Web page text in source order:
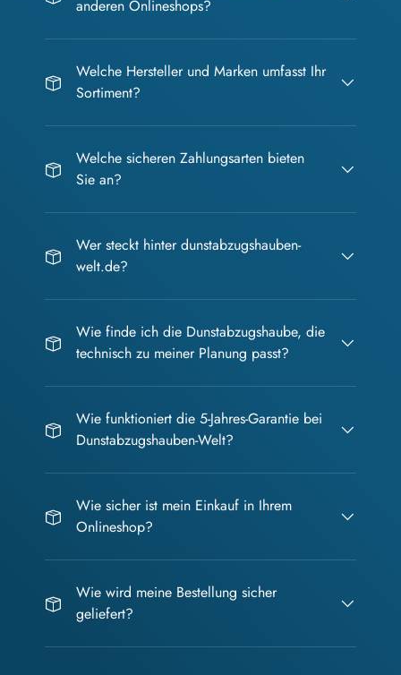
anderen Onlineshops?
Welche Hersteller und Marken umfasst Ihr
Sortiment?
Welche sicheren Zahlungsarten bieten
Sie an?
Wer steckt hinter dunstabzugshauben-
welt.de?
Wie finde ich die Dunstabzugshaube, die
technisch zu meiner Planung passt?
Wie funktioniert die 5-Jahres-Garantie bei
Dunstabzugshauben-Welt?
Wie sicher ist mein Einkauf in Ihrem
Onlineshop?
Wie wird meine Bestellung sicher
geliefert?